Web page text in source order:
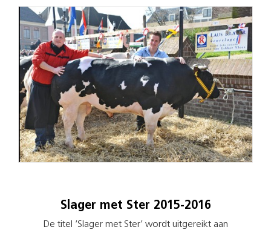
Slager met Ster 2015-2016
De titel ‘Slager met Ster’ wordt uitgereikt aan